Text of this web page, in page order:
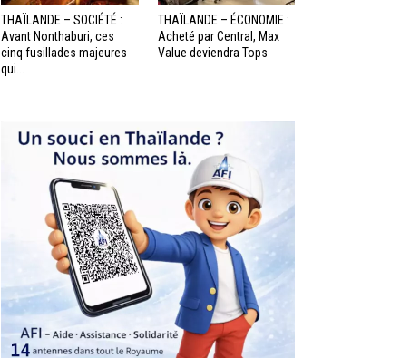
THAÏLANDE – SOCIÉTÉ :
Avant Nonthaburi, ces
cinq fusillades majeures
qui...
THAÏLANDE – ÉCONOMIE :
Acheté par Central, Max
Value deviendra Tops